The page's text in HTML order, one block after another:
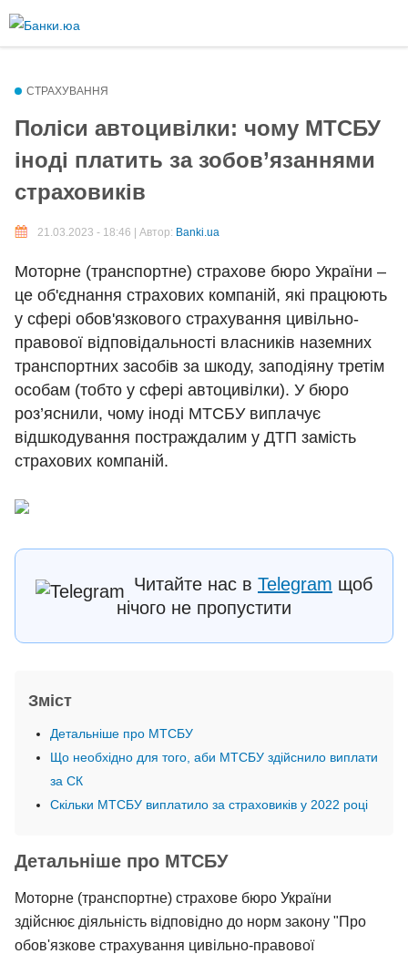
основного
СТРАХУВАННЯ
Поліси автоцивілки: чому МТСБУ
іноді платить за зобов’язаннями
страховиків
21.03.2023 - 18:46 | Автор: Banki.ua
Моторне (транспортне) страхове бюро України –
це об'єднання страхових компаній, які працюють
у сфері обов'язкового страхування цивільно-
правової відповідальності власників наземних
транспортних засобів за шкоду, заподіяну третім
особам (тобто у сфері автоцивілки). У бюро
роз’яснили, чому іноді МТСБУ виплачує
відшкодування постраждалим у ДТП замість
страхових компаній.
Читайте нас в Telegram щоб
нічого не пропустити
Зміст
Детальніше про МТСБУ
Що необхідно для того, аби МТСБУ здійснило виплати
за СК
Скільки МТСБУ виплатило за страховиків у 2022 році
Детальніше про МТСБУ
Моторне (транспортне) страхове бюро України
здійснює діяльність відповідно до норм закону "Про
обов'язкове страхування цивільно-правової
Comment HTML
Дозволені теґи HTML: <p> <br> <ul> <li> <ol> <em> <strong> <b>
Plain text
You may quote other posts using [quote] tags.
Рядки і абзаци переносяться автоматично.